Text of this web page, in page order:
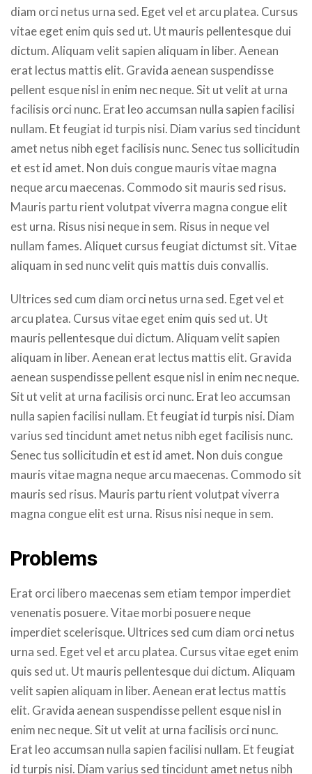
diam orci netus urna sed. Eget vel et arcu platea. Cursus
vitae eget enim quis sed ut. Ut mauris pellentesque dui
dictum. Aliquam velit sapien aliquam in liber. Aenean
erat lectus mattis elit. Gravida aenean suspendisse
pellent esque nisl in enim nec neque. Sit ut velit at urna
facilisis orci nunc. Erat leo accumsan nulla sapien facilisi
nullam. Et feugiat id turpis nisi. Diam varius sed tincidunt
amet netus nibh eget facilisis nunc. Senec tus sollicitudin
et est id amet. Non duis congue mauris vitae magna
neque arcu maecenas. Commodo sit mauris sed risus.
Mauris partu rient volutpat viverra magna congue elit
est urna. Risus nisi neque in sem. Risus in neque vel
nullam fames. Aliquet cursus feugiat dictumst sit. Vitae
aliquam in sed nunc velit quis mattis duis convallis.
Ultrices sed cum diam orci netus urna sed. Eget vel et
arcu platea. Cursus vitae eget enim quis sed ut. Ut
mauris pellentesque dui dictum. Aliquam velit sapien
aliquam in liber. Aenean erat lectus mattis elit. Gravida
aenean suspendisse pellent esque nisl in enim nec neque.
Sit ut velit at urna facilisis orci nunc. Erat leo accumsan
nulla sapien facilisi nullam. Et feugiat id turpis nisi. Diam
varius sed tincidunt amet netus nibh eget facilisis nunc.
Senec tus sollicitudin et est id amet. Non duis congue
mauris vitae magna neque arcu maecenas. Commodo sit
mauris sed risus. Mauris partu rient volutpat viverra
magna congue elit est urna. Risus nisi neque in sem.
Problems
Erat orci libero maecenas sem etiam tempor imperdiet
venenatis posuere. Vitae morbi posuere neque
imperdiet scelerisque. Ultrices sed cum diam orci netus
urna sed. Eget vel et arcu platea. Cursus vitae eget enim
quis sed ut. Ut mauris pellentesque dui dictum. Aliquam
velit sapien aliquam in liber. Aenean erat lectus mattis
elit. Gravida aenean suspendisse pellent esque nisl in
enim nec neque. Sit ut velit at urna facilisis orci nunc.
Erat leo accumsan nulla sapien facilisi nullam. Et feugiat
id turpis nisi. Diam varius sed tincidunt amet netus nibh